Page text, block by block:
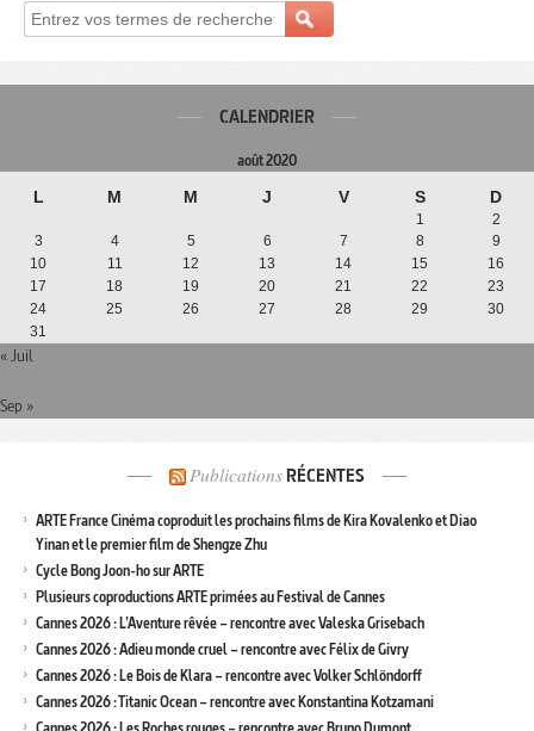
CALENDRIER
août 2020
L M M J V S D
1
2
3
4 5 6 7 8
9
10
11 12 13 14 15
16
17
18 19 20 21 22
23
24
25 26 27 28 29
30
31
« Juil
Sep »
Publications RÉCENTES
ARTE France Cinéma coproduit les prochains films de Kira Kovalenko et Diao
Yinan et le premier film de Shengze Zhu
Cycle Bong Joon-ho sur ARTE
Plusieurs coproductions ARTE primées au Festival de Cannes
Cannes 2026 : L’Aventure rêvée – rencontre avec Valeska Grisebach
Cannes 2026 : Adieu monde cruel – rencontre avec Félix de Givry
Cannes 2026 : Le Bois de Klara – rencontre avec Volker Schlöndorff
Cannes 2026 : Titanic Ocean – rencontre avec Konstantina Kotzamani